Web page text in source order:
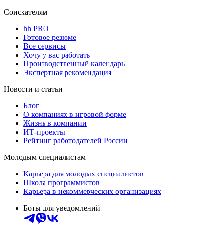
Соискателям
hh PRO
Готовое резюме
Все сервисы
Хочу у вас работать
Производственный календарь
Экспертная рекомендация
Новости и статьи
Блог
О компаниях в игровой форме
Жизнь в компании
ИТ-проекты
Рейтинг работодателей России
Молодым специалистам
Карьера для молодых специалистов
Школа программистов
Карьера в некоммерческих организациях
Боты для уведомлений